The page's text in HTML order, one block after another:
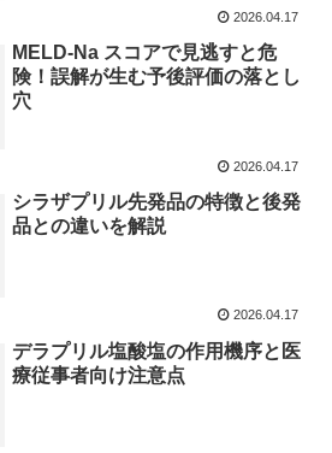
2026.04.17
MELD-Na スコアで見逃すと危
険！誤解が生む予後評価の落とし
穴
2026.04.17
シラザプリル先発品の特徴と後発
品との違いを解説
2026.04.17
デラプリル塩酸塩の作用機序と医
療従事者向け注意点